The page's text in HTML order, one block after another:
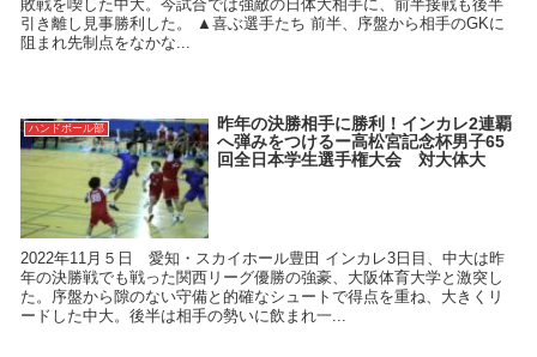
敗戦を喫した中大。今試合では強敵の日体大相手に、前半接戦も後半
引き離し見事勝利した。 ▲喜ぶ選手たち 前半、序盤から相手のGKに
阻まれ先制点をなかな...
ハンドボール部
昨年の決勝相手に勝利！インカレ2連覇
へ弾みをつけるー高松宮記念杯男子65
回全日本学生選手権大会 対大体大
2022年11月５日 愛知・スカイホール豊田 インカレ3日目、中大は昨
年の決勝戦でも戦った関西リーグ優勝の強豪、大阪体育大学と激突し
た。序盤から隙のない守備と的確なシュートで得点を重ね、大きくリ
ードした中大。後半は相手の勢いに飲まれ一...